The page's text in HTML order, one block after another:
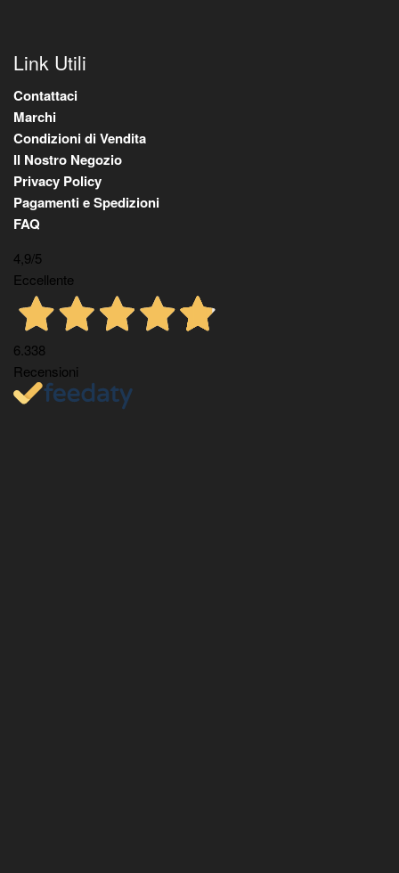
Link Utili
Contattaci
Marchi
Condizioni di Vendita
Il Nostro Negozio
Privacy Policy
Pagamenti e Spedizioni
FAQ
4,9/5
Eccellente
6.338
Recensioni